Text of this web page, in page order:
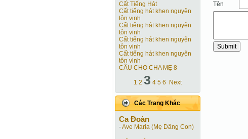
Cất Tiếng Hát
Cất tiếng hát khen nguyện
tôn vinh
Cất tiếng hát khen nguyện
tôn vinh
Cất tiếng hát khen nguyện
tôn vinh
Cất tiếng hát khen nguyện
tôn vinh
CẦU CHO CHA MẸ 8
1 2 3 4 5 6 Next
Các Trang Khác
Ca Ðoàn
-Ave Maria (Mẹ Dâng Con)
Tên